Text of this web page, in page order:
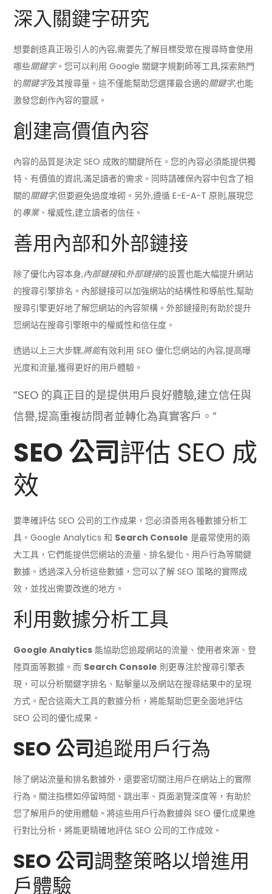
深入關鍵字研究
想要創造真正吸引人的內容,需要先了解目標受眾在搜尋時會使用
哪些關鍵字。您可以利用 Google 關鍵字規劃師等工具,探索熱門
的關鍵字及其搜尋量。這不僅能幫助您選擇最合適的關鍵字,也能
激發您創作內容的靈感。
創建高價值內容
內容的品質是決定 SEO 成敗的關鍵所在。您的內容必須能提供獨
特、有價值的資訊,滿足讀者的需求。同時請確保內容中包含了相
關的關鍵字,但要避免過度堆砌。另外,遵循 E-E-A-T 原則,展現您
的專業、權威性,建立讀者的信任。
善用內部和外部鏈接
除了優化內容本身,內部鏈接和外部鏈接的設置也能大幅提升網站
的搜尋引擎排名。內部鏈接可以加強網站的結構性和導航性,幫助
搜尋引擎更好地了解您網站的內容架構。外部鏈接則有助於提升
您網站在搜尋引擎眼中的權威性和信任度。
透過以上三大步驟,將能有效利用 SEO 優化您網站的內容,提高曝
光度和流量,獲得更好的用戶體驗。
“SEO 的真正目的是提供用戶良好體驗,建立信任與
信譽,提高重複訪問者並轉化為真實客戶。”
SEO 公司評估 SEO 成
效
要準確評估 SEO 公司的工作成果，您必須善用各種數據分析工
具。Google Analytics 和 Search Console 是最常使用的兩
大工具，它們能提供您網站的流量、排名變化、用戶行為等關鍵
數據。透過深入分析這些數據，您可以了解 SEO 策略的實際成
效，並找出需要改進的地方。
利用數據分析工具
Google Analytics 能協助您追蹤網站的流量、使用者來源、登
陸頁面等數據。而 Search Console 則更專注於搜尋引擎表
現，可以分析關鍵字排名、點擊量以及網站在搜尋結果中的呈現
方式。配合這兩大工具的數據分析，將能幫助您更全面地評估
SEO 公司的優化成果。
SEO 公司追蹤用戶行為
除了網站流量和排名數據外，還要密切關注用戶在網站上的實際
行為。關注指標如停留時間、跳出率、頁面瀏覽深度等，有助於
您了解用戶的使用體驗。將這些用戶行為數據與 SEO 優化成果進
行對比分析，將能更精確地評估 SEO 公司的工作成效。
SEO 公司調整策略以增進用
戶體驗